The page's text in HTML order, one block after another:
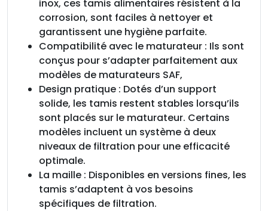
inox, ces tamis alimentaires résistent à la
corrosion, sont faciles à nettoyer et
garantissent une hygiène parfaite.
Compatibilité avec le maturateur : Ils sont
conçus pour s’adapter parfaitement aux
modèles de maturateurs SAF,
Design pratique : Dotés d’un support
solide, les tamis restent stables lorsqu’ils
sont placés sur le maturateur. Certains
modèles incluent un système à deux
niveaux de filtration pour une efficacité
optimale.
La maille : Disponibles en versions fines, les
tamis s’adaptent à vos besoins
spécifiques de filtration.